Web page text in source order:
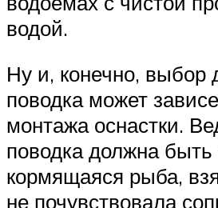
водой.
Ну и, конечно, выбор
поводка может
монтажа оснастки.
поводка должна быть
кормящаяся рыба,
не почувствовала